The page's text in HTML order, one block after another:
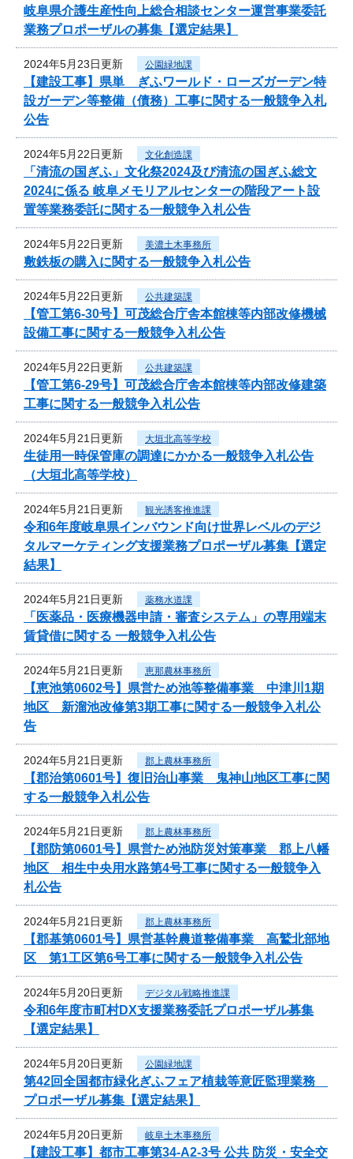
岐阜県介護生産性向上総合相談センター運営事業委託
業務プロポーザルの募集【選定結果】
2024年5月23日更新 公園緑地課
【建設工事】県単 ぎふワールド・ローズガーデン特
設ガーデン等整備（債務）工事に関する一般競争入札
公告
2024年5月22日更新 文化創造課
「清流の国ぎふ」文化祭2024及び清流の国ぎふ総文
2024に係る 岐阜メモリアルセンターの階段アート設
置等業務委託に関する一般競争入札公告
2024年5月22日更新 美濃土木事務所
敷鉄板の購入に関する一般競争入札公告
2024年5月22日更新 公共建築課
【管工第6-30号】可茂総合庁舎本館棟等内部改修機械
設備工事に関する一般競争入札公告
2024年5月22日更新 公共建築課
【管工第6-29号】可茂総合庁舎本館棟等内部改修建築
工事に関する一般競争入札公告
2024年5月21日更新 大垣北高等学校
生徒用一時保管庫の調達にかかる一般競争入札公告
（大垣北高等学校）
2024年5月21日更新 観光誘客推進課
令和6年度岐阜県インバウンド向け世界レベルのデジ
タルマーケティング支援業務プロポーザル募集【選定
結果】
2024年5月21日更新 薬務水道課
「医薬品・医療機器申請・審査システム」の専用端末
賃貸借に関する 一般競争入札公告
2024年5月21日更新 恵那農林事務所
【恵池第0602号】県営ため池等整備事業 中津川1期
地区 新溜池改修第3期工事に関する一般競争入札公
告
2024年5月21日更新 郡上農林事務所
【郡治第0601号】復旧治山事業 鬼神山地区工事に関
する一般競争入札公告
2024年5月21日更新 郡上農林事務所
【郡防第0601号】県営ため池防災対策事業 郡上八幡
地区 相生中央用水路第4号工事に関する一般競争入
札公告
2024年5月21日更新 郡上農林事務所
【郡基第0601号】県営基幹農道整備事業 高鷲北部地
区 第1工区第6号工事に関する一般競争入札公告
2024年5月20日更新 デジタル戦略推進課
令和6年度市町村DX支援業務委託プロポーザル募集
【選定結果】
2024年5月20日更新 公園緑地課
第42回全国都市緑化ぎふフェア植栽等意匠監理業務
プロポーザル募集【選定結果】
2024年5月20日更新 岐阜土木事務所
【建設工事】都市工事第34-A2-3号 公共 防災・安全交